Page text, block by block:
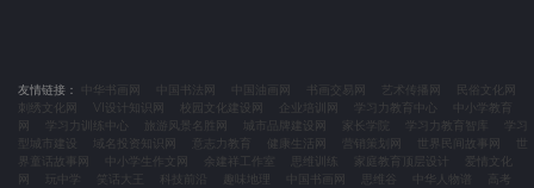
友情链接： 中华书画网 中国书法网 中国油画网 书画交易网 艺术传播网
民俗文化网
刺绣文化网
VI设计知识网 校园文化建设网 企业培训网 学习力教育中心
中小学教育
网
学习力训练中心 旅游风景名胜网 城市品牌建设网 家长学院 学习力教育智库
学习
型城市建设
域名投资知识网 意志力教育 健康生活网 营销策划网 世界民间故事网
世
界童话故事网
中小学生作文网 余建祥工作室 思维训练 家庭教育顶层设计
爱情文化
网
玩中学 笑话大王 科技前沿 趣味地理 中国书画网 思维谷 中华人物谱
高考